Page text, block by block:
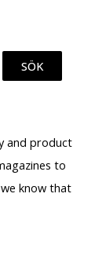
and product
to
know that